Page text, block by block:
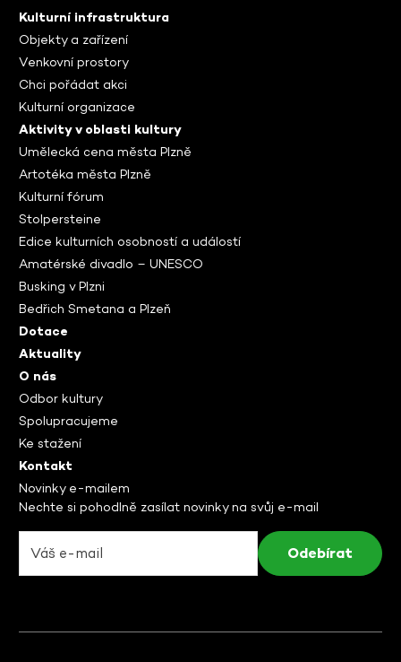
Kulturní infrastruktura
Objekty a zařízení
Venkovní prostory
Chci pořádat akci
Kulturní organizace
Aktivity v oblasti kultury
Umělecká cena města Plzně
Artotéka města Plzně
Kulturní fórum
Stolpersteine
Edice kulturních osobností a událostí
Amatérské divadlo – UNESCO
Busking v Plzni
Bedřich Smetana a Plzeň
Dotace
Aktuality
O nás
Odbor kultury
Spolupracujeme
Ke stažení
Kontakt
Novinky e-mailem
Nechte si pohodlně zasílat novinky na svůj e-mail